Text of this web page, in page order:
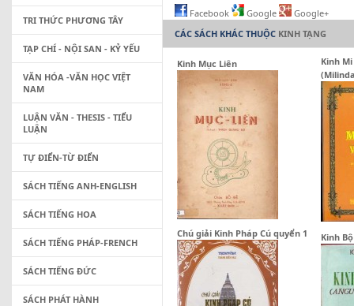
Facebook Google
Google+
CÁC SÁCH KHÁC THUỘC KINH TẠNG
Kinh Mục Liên
Kinh
Chú giải Kinh Pháp Cú quyển 1 Kinh
TRI THỨC PHƯƠNG TÂY
TẠP CHÍ - NỘI SAN - KỶ YẾU
VĂN HÓA -VĂN HỌC VIỆT
NAM
LUẬN VĂN - THESIS - TIỂU
LUẬN
TỰ ĐIỂN-TỪ ĐIỂN
SÁCH TIẾNG ANH-ENGLISH
SÁCH TIẾNG HOA
SÁCH TIẾNG PHÁP-FRENCH
SÁCH TIẾNG ĐỨC
SÁCH PHÁT HÀNH